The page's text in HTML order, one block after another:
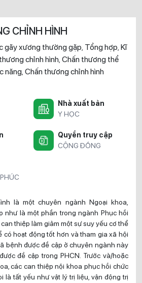
CHỈNH HÌNH
gãy xương thường gặp Tổng hợp Kĩ
chỉnh hình Chấn thương thể
năng Chấn thương chỉnh hình
Nhà xuất bản
Y HỌC
Quyền truy cập
CỘNG ĐỒNG
là một chuyên ngành Ngoại khoa,
như là một phần trong ngành Phục hồi
thiệp làm giảm một sự suy yếu cơ thể
có hoạt động tốt hơn và tham gia xã hội
bệnh được đề cập ở chuyên ngành này
đề cập trong PHCN. Trước và/hoặc
các can thiệp nội khoa phục hồi chức
là tất yếu như vật lý trị liệu, vận động trị